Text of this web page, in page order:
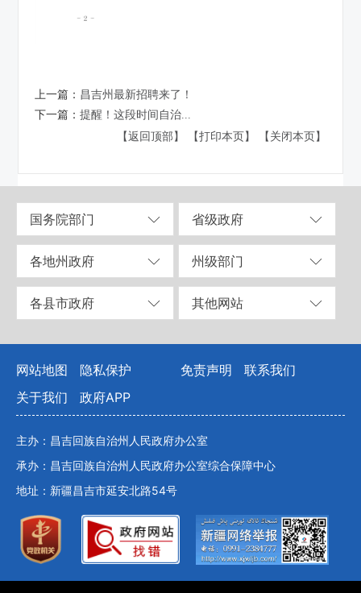
上一篇： 昌吉州最新招聘来了！
下一篇：提醒！这段时间自治...
【返回顶部】
【打印本页】 【关闭本页】
国务院部门 省级政府
各地州政府 州级部门
各县市政府 其他网站
网站地图 隐私保护 免责声明
联系我们
关于我们
政府APP
主办：昌吉回族自治州人民政府办公室
承办：昌吉回族自治州人民政府办公室综合保障中心
地址：新疆昌吉市延安北路54号